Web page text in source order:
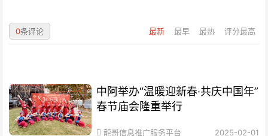
最新 最早 最热 评分最高
0条评论
中阿举办“温暖迎新春·共庆中国年”
春节庙会隆重举行
龍哥信息推广服务平台 2025-02-01